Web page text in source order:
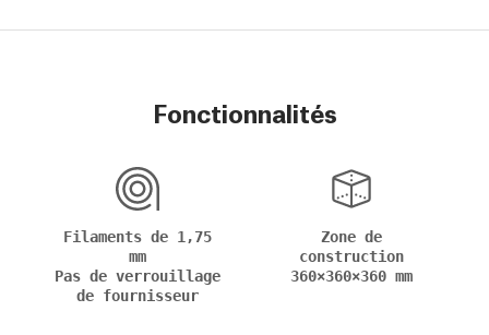
Fonctionnalités
Filaments de 1,75
mm
Pas de verrouillage
de fournisseur
Zone de
construction
360×360×360 mm